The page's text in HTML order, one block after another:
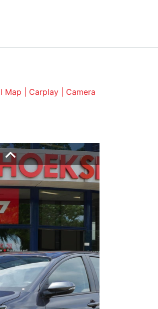
Map | Carplay | Camera